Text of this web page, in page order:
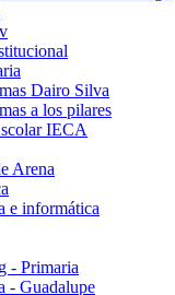
Dairo Silva
a los pilares
IECA
Arena
e informática
- Primaria
- Guadalupe